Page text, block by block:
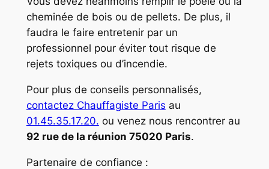
cheminée de bois ou de pellets. De plus, il
faudra le faire entretenir par un
professionnel pour éviter tout risque de
rejets toxiques ou d’incendie.
Pour plus de conseils personnalisés,
contactez Chauffagiste Paris au
01.45.35.17.20. ou venez nous rencontrer au
92 rue de la réunion 75020 Paris.
Partenaire de confiance :